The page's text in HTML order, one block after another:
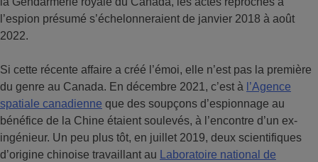
l’espion présumé s’échelonneraient de janvier 2018 à août
2022.
Si cette récente affaire a créé l’émoi, elle n’est pas la première
du genre au Canada. En décembre 2021, c’est à l’Agence
spatiale canadienne que des soupçons d’espionnage au
bénéfice de la Chine étaient soulevés, à l’encontre d’un ex-
ingénieur. Un peu plus tôt, en juillet 2019, deux scientifiques
d’origine chinoise travaillant au Laboratoire national de